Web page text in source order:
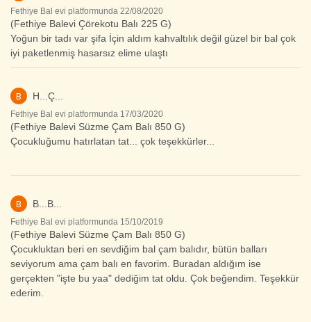
Fethiye Bal evi platformunda 22/08/2020
(Fethiye Balevi Çörekotu Balı 225 G)
Yoğun bir tadı var şifa İçin aldım kahvaltılık değil güzel bir bal çok
iyi paketlenmiş hasarsız elime ulaştı
B H...Ç...
Fethiye Bal evi platformunda 17/03/2020
(Fethiye Balevi Süzme Çam Balı 850 G)
Çocukluğumu hatırlatan tat... çok teşekkürler...
B B...B...
Fethiye Bal evi platformunda 15/10/2019
(Fethiye Balevi Süzme Çam Balı 850 G)
Çocukluktan beri en sevdiğim bal çam balıdır, bütün balları
seviyorum ama çam balı en favorim. Buradan aldığım ise
gerçekten "işte bu yaa" dediğim tat oldu. Çok beğendim. Teşekkür
ederim.